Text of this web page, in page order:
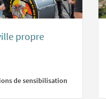
propre
de sensibilisation